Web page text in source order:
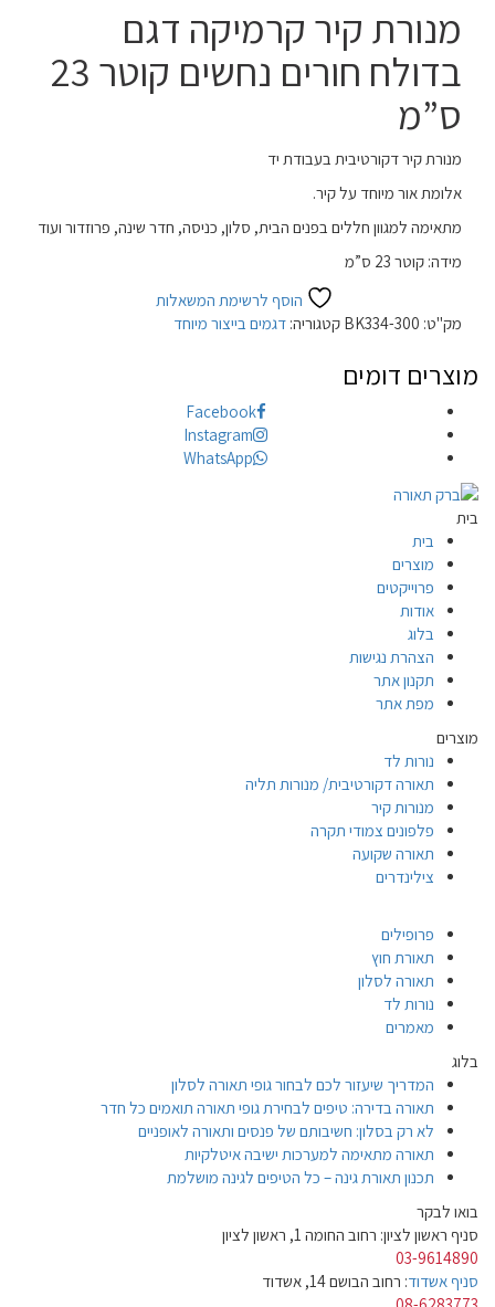
מנורת קיר קרמיקה דגם
בדולח חורים נחשים קוטר 23
ס”מ
מנורת קיר דקורטיבית בעבודת יד
אלומת אור מיוחד על קיר.
מתאימה למגוון חללים בפנים הבית, סלון, כניסה, חדר שינה, פרוזדור ועוד
מידה: קוטר 23 ס”מ
הוסף לרשימת המשאלות
מק"ט: BK334-300 קטגוריה: דגמים בייצור מיוחד
מוצרים דומים
Facebook
Instagram
WhatsApp
בית
בית
מוצרים
פרוייקטים
אודות
בלוג
הצהרת נגישות
תקנון אתר
מפת אתר
מוצרים
נורות לד
תאורה דקורטיבית/ מנורות תליה
מנורות קיר
פלפונים צמודי תקרה
תאורה שקועה
צילינדרים
פרופילים
תאורת חוץ
תאורה לסלון
נורות לד
מאמרים
בלוג
המדריך שיעזור לכם לבחור גופי תאורה לסלון
תאורה בדירה: טיפים לבחירת גופי תאורה תואמים כל חדר
לא רק בסלון: חשיבותם של פנסים ותאורה לאופניים
תאורה מתאימה למערכות ישיבה איטלקיות
תכנון תאורת גינה – כל הטיפים לגינה מושלמת
בואו לבקר
סניף ראשון לציון: רחוב החומה 1, ראשון לציון
03-9614890
סניף אשדוד: רחוב הבושם 14, אשדוד